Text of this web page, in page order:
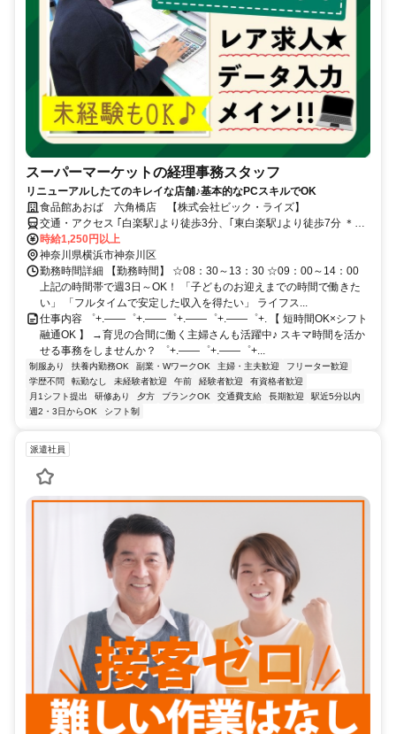
スーパーマーケットの経理事務スタッフ
リニューアルしたてのキレイな店舗♪基本的なPCスキルでOK
食品館あおば 六角橋店 【株式会社ビック・ライズ】
交通・アクセス ｢白楽駅｣より徒歩3分、｢東白楽駅｣より徒歩7分 ＊自
転車通勤OK
時給1,250円以上
神奈川県横浜市神奈川区
勤務時間詳細 【勤務時間】 ☆08：30～13：30 ☆09：00～14：00
上記の時間帯で週3日～OK！ 「子どものお迎えまでの時間で働きた
い」 「フルタイムで安定した収入を得たい」 ライフス...
仕事内容 ゜+.――゜+.――゜+.――゜+.――゜+. 【 短時間OK×シフト
融通OK 】 →育児の合間に働く主婦さんも活躍中♪ スキマ時間を活か
せる事務をしませんか？ ゜+.――゜+.――゜+...
制服あり 扶養内勤務OK 副業・WワークOK 主婦・主夫歓迎
フリーター歓迎
学歴不問
転勤なし 未経験者歓迎 午前 経験者歓迎
有資格者歓迎
月1シフト提出
研修あり 夕方 ブランクOK 交通費支給 長期歓迎
駅近5分以内
週2・3日からOK
シフト制
派遣社員